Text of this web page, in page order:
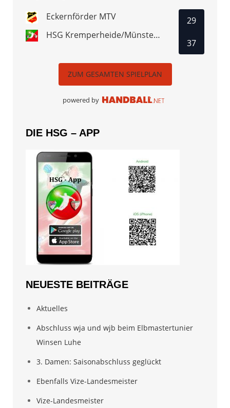
Eckernförder MTV
HSG Kremperheide/Münsterdorf
29
37
ZUM GESAMTEN SPIELPLAN
powered by
DIE HSG – APP
NEUESTE BEITRÄGE
Aktuelles
Abschluss wja und wjb beim Elbmastertunier
Winsen Luhe
3. Damen: Saisonabschluss geglückt
Ebenfalls Vize-Landesmeister
Vize-Landesmeister